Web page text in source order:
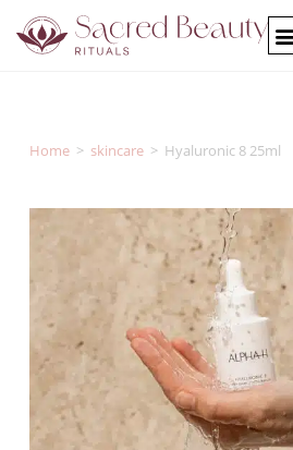
Home > skincare > Hyaluronic 8 25ml